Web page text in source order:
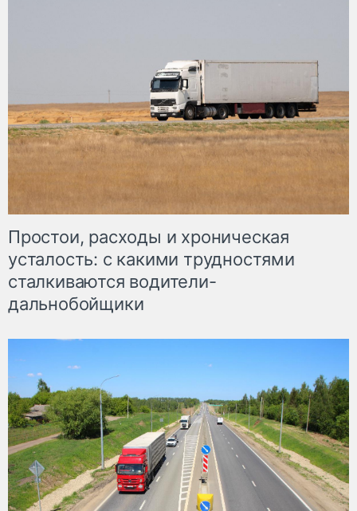
Простои, расходы и хроническая
усталость: с какими трудностями
сталкиваются водители-
дальнобойщики